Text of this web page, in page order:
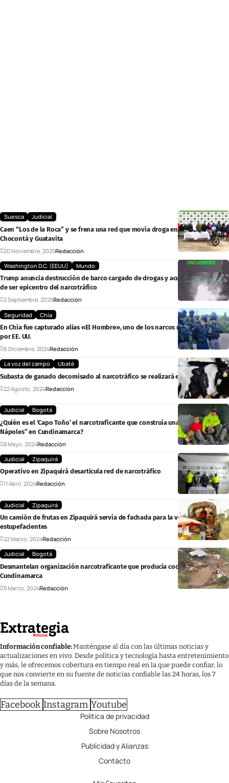
Suesca
Judicial
Caen “Los de la Roca” y se frena una red que movía droga en Suesca, Sesquilé,
Chocontá y Guatavita
20 Noviembre, 2025Redacción
Washington D.C. (EEUU)
Mundo
Trump anuncia destrucción de barco cargado de drogas y acusa a Venezuela
de ser epicentro del narcotráfico
2 Septiembre, 2025Redacción
Seguridad
Chía
En Chía fue capturado alias «El Hombre», uno de los narcos más buscados
por EE. UU.
6 Diciembre, 2024Redacción
La voz del campo
Ubaté
Subasta de ganado decomisado al narcotráfico se realizará en Ubaté
22 Agosto, 2024Redacción
Judicial
Bogotá
¿Quién es el ‘Capo Toño’ el narcotraficante que construía una “hacienda
Nápoles” en Cundinamarca?
8 Mayo, 2024Redacción
Judicial
Zipaquirá
Operativo en Zipaquirá desarticula red de narcotráfico
11 Abril, 2024Redacción
Judicial
Zipaquirá
Un camión de frutas en Zipaquirá servía de fachada para la venta de
estupefacientes
22 Marzo, 2024Redacción
Judicial
Bogotá
Desmantelan organización narcotraficante que producía cocaína en
Cundinamarca
5 Marzo, 2024Redacción
Información confiable:Manténgase al día con las últimas noticias y
actualizaciones en vivo. Desde política y tecnología hasta entretenimiento
y más, le ofrecemos cobertura en tiempo real en la que puede confiar, lo
que nos convierte en su fuente de noticias confiable las 24 horas, los 7
días de la semana.
Facebook Instagram Youtube
Política de privacidad
Sobre Nosotros
Publicidad y Alianzas
Contácto